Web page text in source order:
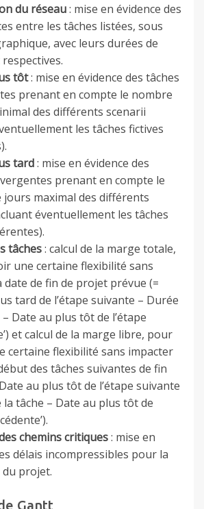
du réseau: mise en évidence des
entre les tâches listées, sous
avec leurs durées de
tôt: mise en évidence des tâches
prenant en compte le nombre
des différents scenarii
les tâches fictives
tard: mise en évidence des
prenant en compte le
jours maximal des différents
éventuellement les tâches
tâches: calcul de la marge totale,
une certaine flexibilité sans
date de fin de projet prévue (=
tard de l’étape suivante – Durée
Date au plus tôt de l’étape
et calcul de la marge libre, pour
certaine flexibilité sans impacter
des tâches suivantes de fin
au plus tôt de l’étape suivante
la tâche – Date au plus tôt de
chemins critiques: mise en
délais incompressibles pour la
projet.
Gantt